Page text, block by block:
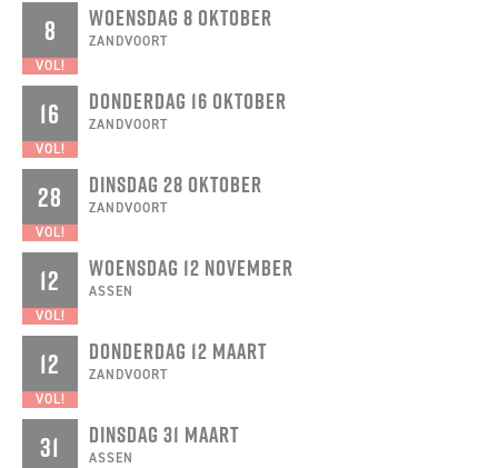
8
VOL!
WOENSDAG 8 OKTOBER
ZANDVOORT
16
VOL!
DONDERDAG 16 OKTOBER
ZANDVOORT
28
VOL!
DINSDAG 28 OKTOBER
ZANDVOORT
12
VOL!
WOENSDAG 12 NOVEMBER
ASSEN
12
VOL!
DONDERDAG 12 MAART
ZANDVOORT
31 DINSDAG 31 MAART
ASSEN